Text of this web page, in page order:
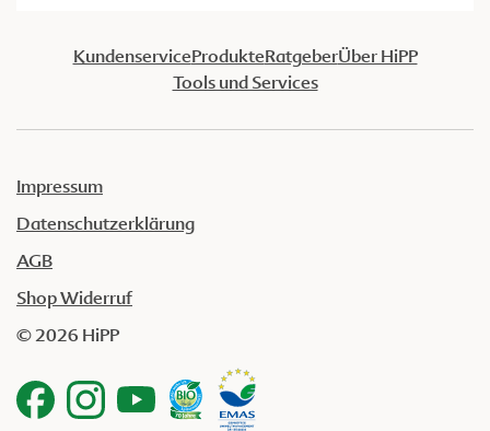
KundenserviceProdukteRatgeberÜber HiPP
Tools und Services
Impressum
Datenschutzerklärung
AGB
Shop Widerruf
© 2026 HiPP